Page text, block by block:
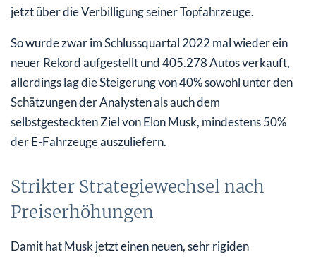
jetzt über die Verbilligung seiner Topfahrzeuge.
So wurde zwar im Schlussquartal 2022 mal wieder ein
neuer Rekord aufgestellt und 405.278 Autos verkauft,
allerdings lag die Steigerung von 40% sowohl unter den
Schätzungen der Analysten als auch dem
selbstgesteckten Ziel von Elon Musk, mindestens 50%
der E-Fahrzeuge auszuliefern.
Strikter Strategiewechsel nach
Preiserhöhungen
Damit hat Musk jetzt einen neuen, sehr rigiden